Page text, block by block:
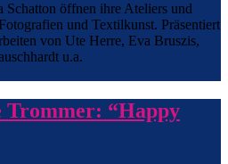
öffnen ihre Ateliers und
und Textilkunst. Präsentiert
von Ute Herre, Eva Bruszis,
u.a.
Trommer: “Happy